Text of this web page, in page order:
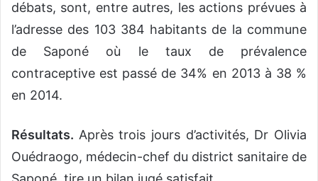
débats, sont, entre autres, les actions prévues à
l’adresse des 103 384 habitants de la commune
de Saponé où le taux de prévalence
contraceptive est passé de 34% en 2013 à 38 %
en 2014.
Résultats. Après trois jours d’activités, Dr Olivia
Ouédraogo, médecin-chef du district sanitaire de